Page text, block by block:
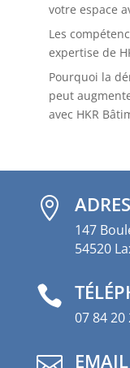
votre espace
Les
expertise de
Pourquoi la
peut
avec HKR

147
54520

07 84 20
EMAIL